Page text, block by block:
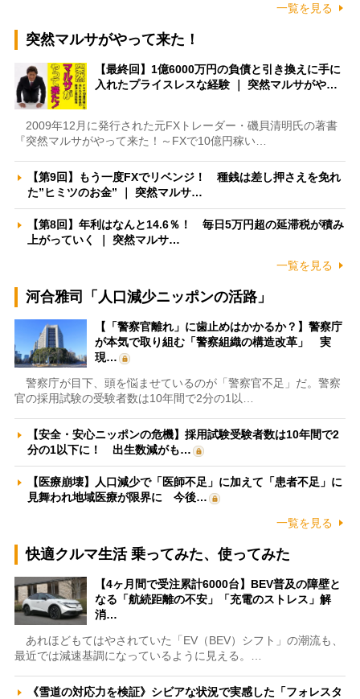
一覧を見る
突然マルサがやって来た！
【最終回】1億6000万円の負債と引き換えに手に
入れたプライスレスな経験 ｜ 突然マルサがや…
2009年12月に発行された元FXトレーダー・磯貝清明氏の著書
『突然マルサがやって来た！～FXで10億円稼い…
【第9回】もう一度FXでリベンジ！ 種銭は差し押さえを免れ
た”ヒミツのお金” ｜ 突然マルサ…
【第8回】年利はなんと14.6％！ 毎日5万円超の延滞税が積み
上がっていく ｜ 突然マルサ…
一覧を見る
河合雅司「人口減少ニッポンの活路」
【「警察官離れ」に歯止めはかかるか？】警察庁
が本気で取り組む「警察組織の構造改革」 実
現…
警察庁が目下、頭を悩ませているのが「警察官不足」だ。警察
官の採用試験の受験者数は10年間で2分の1以…
【安全・安心ニッポンの危機】採用試験受験者数は10年間で2
分の1以下に！ 出生数減がも…
【医療崩壊】人口減少で「医師不足」に加えて「患者不足」に
見舞われ地域医療が限界に 今後…
一覧を見る
快適クルマ生活 乗ってみた、使ってみた
【4ヶ月間で受注累計6000台】BEV普及の障壁と
なる「航続距離の不安」「充電のストレス」解
消…
あれほどもてはやされていた「EV（BEV）シフト」の潮流も、
最近では減速基調になっているように見える。…
《雪道の対応力を検証》シビアな状況で実感した「フォレスタ